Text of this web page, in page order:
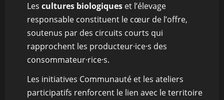
Les cultures biologiques et l’élevage
responsable constituent le cœur de l’offre,
soutenus par des circuits courts qui
rapprochent les producteur·ice·s des
consommateur·rice·s.
Les initiatives Communauté et les ateliers
participatifs renforcent le lien avec le territoire